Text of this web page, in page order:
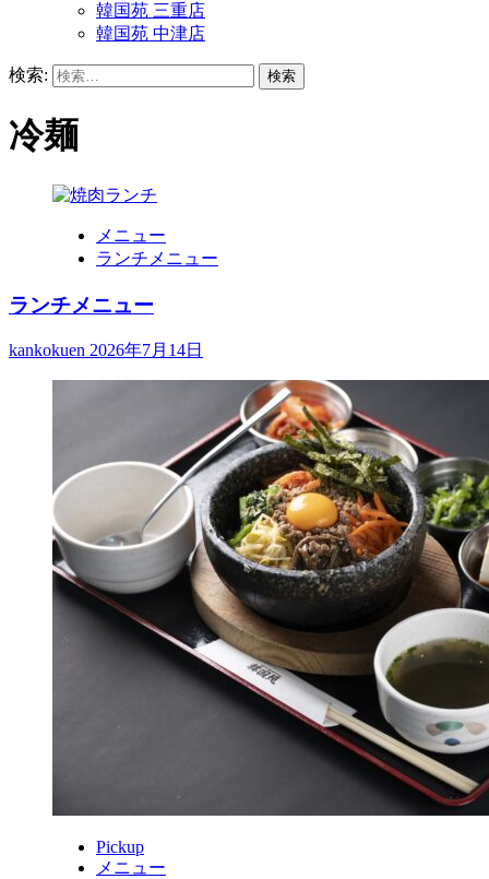
韓国苑 三重店
韓国苑 中津店
検索:
冷麺
メニュー
ランチメニュー
ランチメニュー
kankokuen 2026年7月14日
Pickup
メニュー